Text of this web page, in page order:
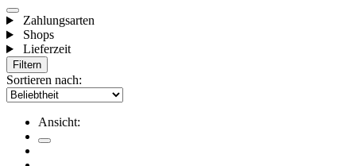
Zahlungsarten
Shops
Lieferzeit
Filtern
Sortieren nach:
Ansicht: